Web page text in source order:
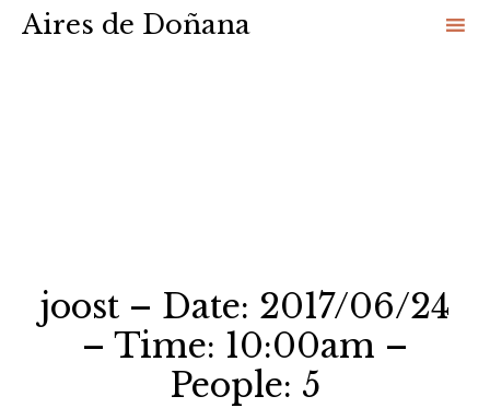
Aires de Doñana
joost – Date: 2017/06/24
– Time: 10:00am –
People: 5